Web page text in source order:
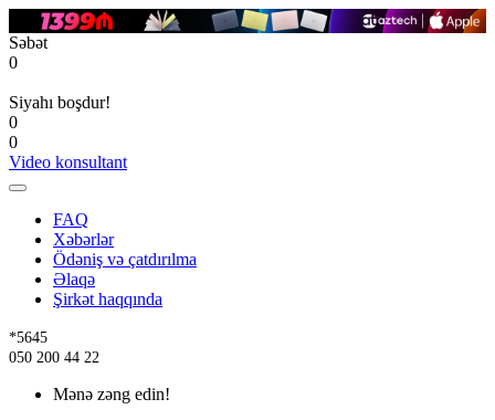
Səbət
0
Siyahı boşdur!
0
0
Video konsultant
FAQ
Xəbərlər
Ödəniş və çatdırılma
Əlaqə
Şirkət haqqında
*5645
050 200 44 22
Mənə zəng edin!